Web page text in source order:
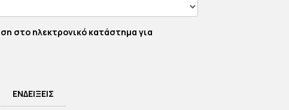
στο ηλεκτρονικό κατάστημα για
ΕΝΔΕΙΞΕΙΣ